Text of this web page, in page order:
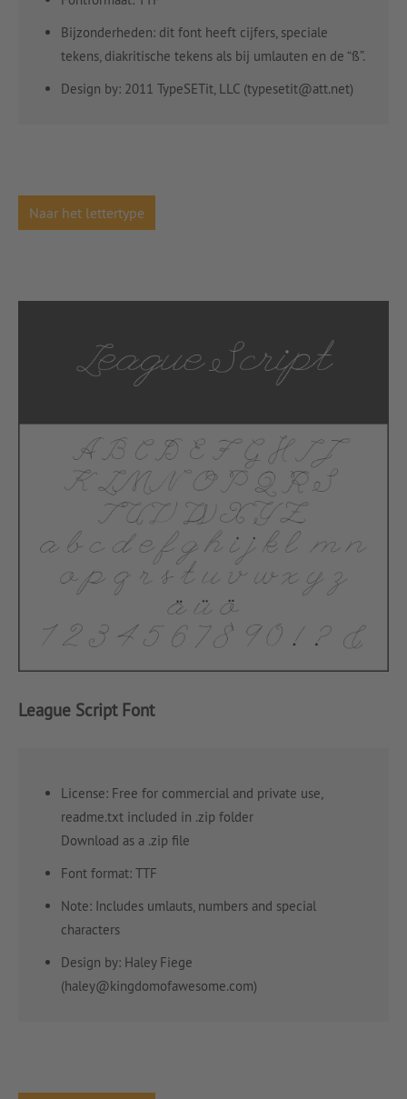
Bijzonderheden: dit font heeft cijfers, speciale
tekens, diakritische tekens als bij umlauten en de “ß”.
Design by: 2011 TypeSETit, LLC (typesetit@att.net)
Naar het lettertype
League Script Font
License: Free for commercial and private use,
readme.txt included in .zip folder
Download as a .zip file
Font format: TTF
Note: Includes umlauts, numbers and special
characters
Design by: Haley Fiege
(haley@kingdomofawesome.com)